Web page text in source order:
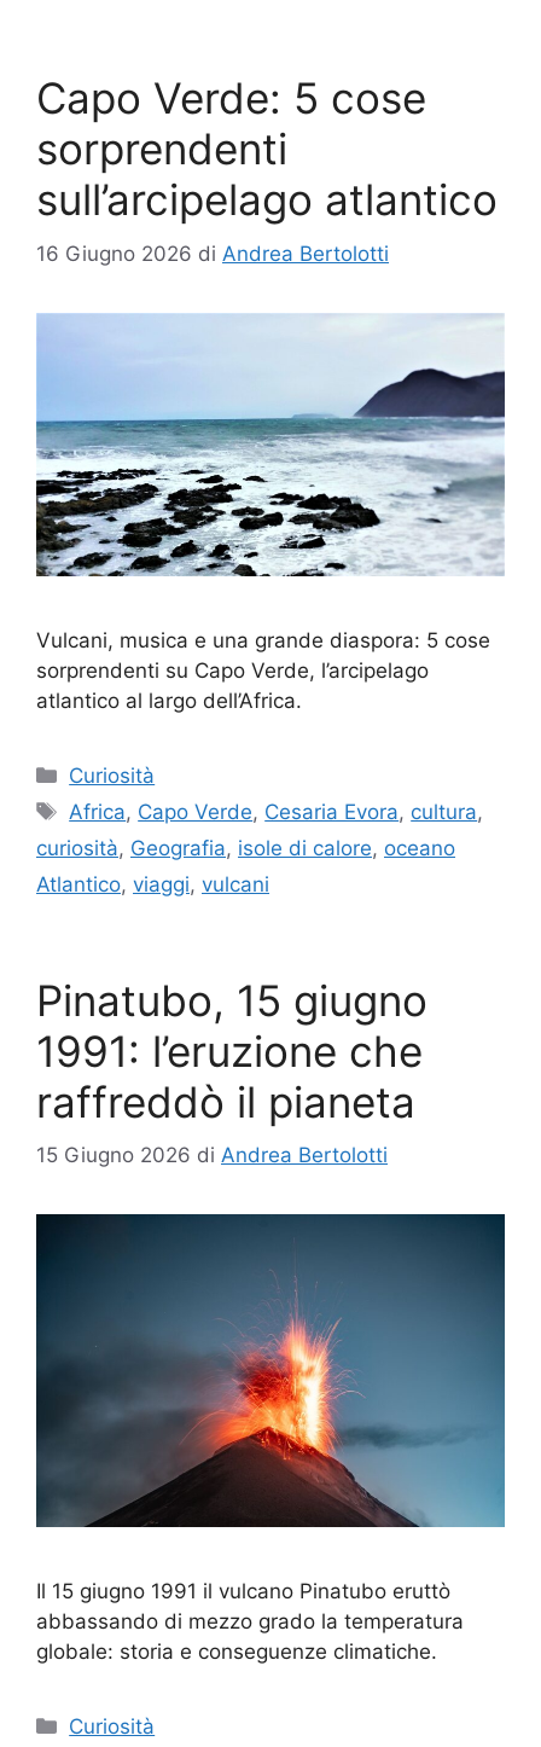
Capo Verde: 5 cose
sorprendenti
sull’arcipelago atlantico
16 Giugno 2026 di Andrea Bertolotti
Vulcani, musica e una grande diaspora: 5 cose
sorprendenti su Capo Verde, l’arcipelago
atlantico al largo dell’Africa.
Categorie
Curiosità
Tag
Africa, Capo Verde, Cesaria Evora, cultura,
curiosità, Geografia, isole di calore, oceano
Atlantico, viaggi, vulcani
Pinatubo, 15 giugno
1991: l’eruzione che
raffreddò il pianeta
15 Giugno 2026 di Andrea Bertolotti
Il 15 giugno 1991 il vulcano Pinatubo eruttò
abbassando di mezzo grado la temperatura
globale: storia e conseguenze climatiche.
Categorie
Curiosità